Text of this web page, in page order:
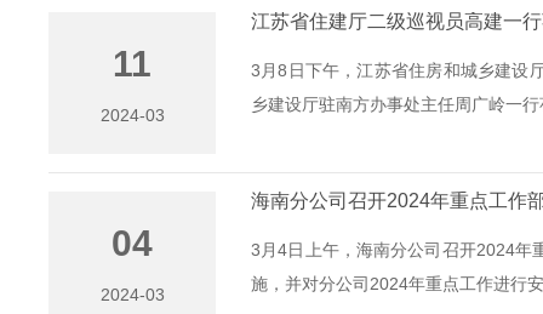
11
2024-03
江苏省住建厅二级巡视员高建一
3月8日下午，江苏省住房和城乡建设
乡建设厅驻南方办事处主任周广岭一
04
2024-03
海南分公司召开2024年重点工作
3月4日上午，海南分公司召开2024年
施，并对分公司2024年重点工作进行